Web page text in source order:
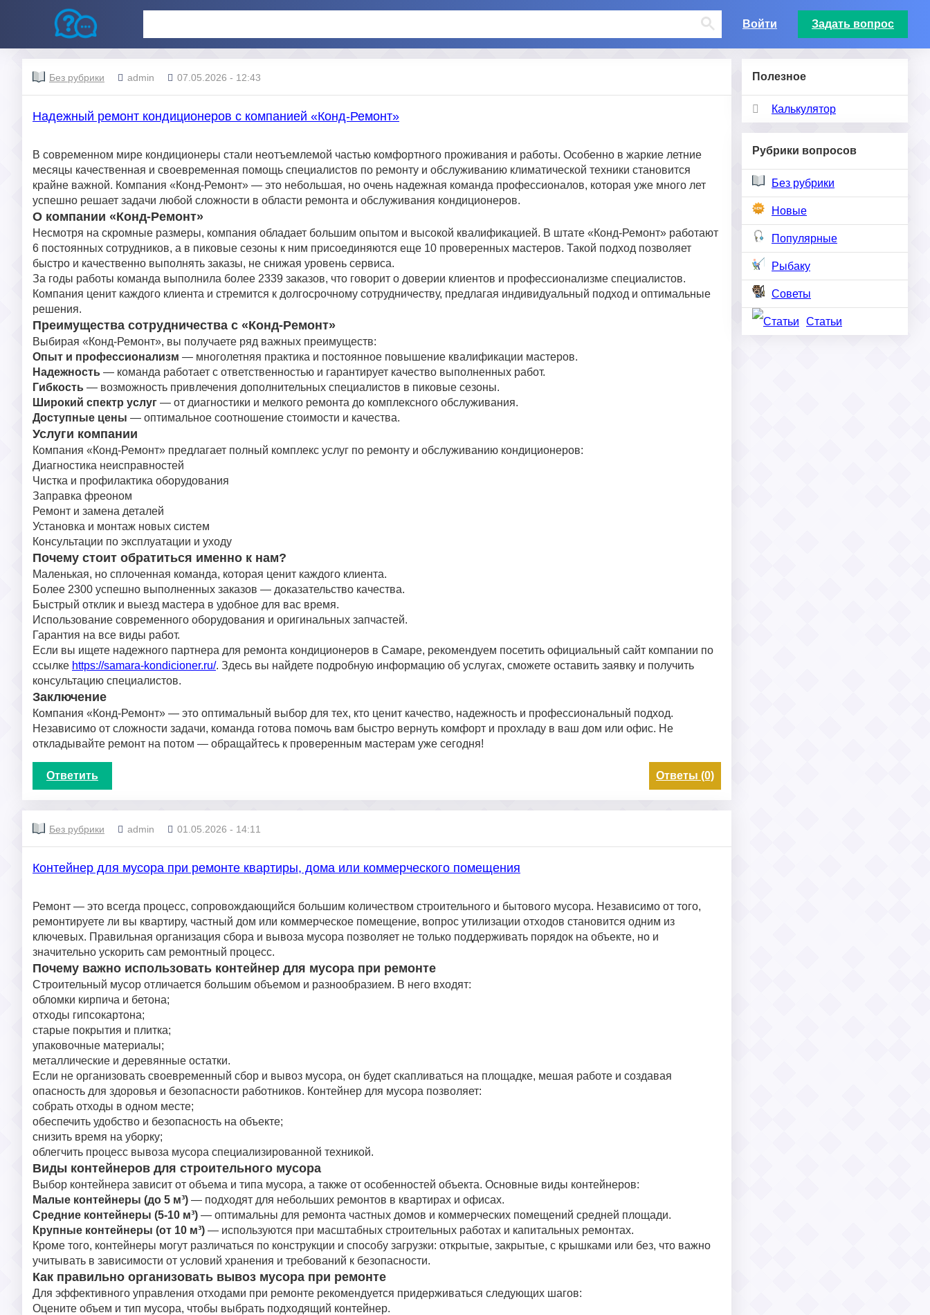
Войти Задать вопрос
Полезное
Калькулятор
Рубрики вопросов
Без рубрики
Новые
Популярные
Рыбаку
Советы
Статьи
Без рубрики admin 07.05.2026 - 12:43
Надежный ремонт кондиционеров с компанией «Конд-Ремонт»
В современном мире кондиционеры стали неотъемлемой частью комфортного проживания и работы. Особенно в жаркие летние
месяцы качественная и своевременная помощь специалистов по ремонту и обслуживанию климатической техники становится
крайне важной. Компания «Конд-Ремонт» — это небольшая, но очень надежная команда профессионалов, которая уже много лет
успешно решает задачи любой сложности в области ремонта и обслуживания кондиционеров.
О компании «Конд-Ремонт»
Несмотря на скромные размеры, компания обладает большим опытом и высокой квалификацией. В штате «Конд-Ремонт» работают
6 постоянных сотрудников, а в пиковые сезоны к ним присоединяются еще 10 проверенных мастеров. Такой подход позволяет
быстро и качественно выполнять заказы, не снижая уровень сервиса.
За годы работы команда выполнила более 2339 заказов, что говорит о доверии клиентов и профессионализме специалистов.
Компания ценит каждого клиента и стремится к долгосрочному сотрудничеству, предлагая индивидуальный подход и оптимальные
решения.
Преимущества сотрудничества с «Конд-Ремонт»
Выбирая «Конд-Ремонт», вы получаете ряд важных преимуществ:
Опыт и профессионализм — многолетняя практика и постоянное повышение квалификации мастеров.
Надежность — команда работает с ответственностью и гарантирует качество выполненных работ.
Гибкость — возможность привлечения дополнительных специалистов в пиковые сезоны.
Широкий спектр услуг — от диагностики и мелкого ремонта до комплексного обслуживания.
Доступные цены — оптимальное соотношение стоимости и качества.
Услуги компании
Компания «Конд-Ремонт» предлагает полный комплекс услуг по ремонту и обслуживанию кондиционеров:
Диагностика неисправностей
Чистка и профилактика оборудования
Заправка фреоном
Ремонт и замена деталей
Установка и монтаж новых систем
Консультации по эксплуатации и уходу
Почему стоит обратиться именно к нам?
Маленькая, но сплоченная команда, которая ценит каждого клиента.
Более 2300 успешно выполненных заказов — доказательство качества.
Быстрый отклик и выезд мастера в удобное для вас время.
Использование современного оборудования и оригинальных запчастей.
Гарантия на все виды работ.
Если вы ищете надежного партнера для ремонта кондиционеров в Самаре, рекомендуем посетить официальный сайт компании по
ссылке https://samara-kondicioner.ru/. Здесь вы найдете подробную информацию об услугах, сможете оставить заявку и получить
консультацию специалистов.
Заключение
Компания «Конд-Ремонт» — это оптимальный выбор для тех, кто ценит качество, надежность и профессиональный подход.
Независимо от сложности задачи, команда готова помочь вам быстро вернуть комфорт и прохладу в ваш дом или офис. Не
откладывайте ремонт на потом — обращайтесь к проверенным мастерам уже сегодня!
Ответить Ответы (0)
Без рубрики admin 01.05.2026 - 14:11
Контейнер для мусора при ремонте квартиры, дома или коммерческого помещения
Ремонт — это всегда процесс, сопровождающийся большим количеством строительного и бытового мусора. Независимо от того,
ремонтируете ли вы квартиру, частный дом или коммерческое помещение, вопрос утилизации отходов становится одним из
ключевых. Правильная организация сбора и вывоза мусора позволяет не только поддерживать порядок на объекте, но и
значительно ускорить сам ремонтный процесс.
Почему важно использовать контейнер для мусора при ремонте
Строительный мусор отличается большим объемом и разнообразием. В него входят:
обломки кирпича и бетона;
отходы гипсокартона;
старые покрытия и плитка;
упаковочные материалы;
металлические и деревянные остатки.
Если не организовать своевременный сбор и вывоз мусора, он будет скапливаться на площадке, мешая работе и создавая
опасность для здоровья и безопасности работников. Контейнер для мусора позволяет:
собрать отходы в одном месте;
обеспечить удобство и безопасность на объекте;
снизить время на уборку;
облегчить процесс вывоза мусора специализированной техникой.
Виды контейнеров для строительного мусора
Выбор контейнера зависит от объема и типа мусора, а также от особенностей объекта. Основные виды контейнеров:
Малые контейнеры (до 5 м³) — подходят для небольших ремонтов в квартирах и офисах.
Средние контейнеры (5-10 м³) — оптимальны для ремонта частных домов и коммерческих помещений средней площади.
Крупные контейнеры (от 10 м³) — используются при масштабных строительных работах и капитальных ремонтах.
Кроме того, контейнеры могут различаться по конструкции и способу загрузки: открытые, закрытые, с крышками или без, что важно
учитывать в зависимости от условий хранения и требований к безопасности.
Как правильно организовать вывоз мусора при ремонте
Для эффективного управления отходами при ремонте рекомендуется придерживаться следующих шагов:
Оцените объем и тип мусора, чтобы выбрать подходящий контейнер.